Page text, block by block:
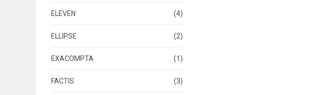
ELEVEN (4)
ELLIPSE (2)
EXACOMPTA (1)
FACTIS (3)